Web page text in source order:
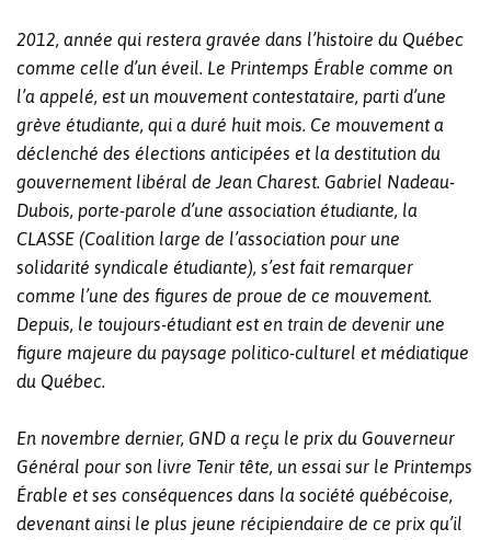
2012, année qui restera gravée dans l’histoire du Québec
comme celle d’un éveil. Le Printemps Érable comme on
l’a appelé, est un mouvement contestataire, parti d’une
grève étudiante, qui a duré huit mois. Ce mouvement a
déclenché des élections anticipées et la destitution du
gouvernement libéral de Jean Charest. Gabriel Nadeau-
Dubois, porte-parole d’une association étudiante, la
CLASSE (Coalition large de l’association pour une
solidarité syndicale étudiante), s’est fait remarquer
comme l’une des figures de proue de ce mouvement.
Depuis, le toujours-étudiant est en train de devenir une
figure majeure du paysage politico-culturel et médiatique
du Québec.
En novembre dernier, GND a reçu le prix du Gouverneur
Général pour son livre Tenir tête, un essai sur le Printemps
Érable et ses conséquences dans la société québécoise,
devenant ainsi le plus jeune récipiendaire de ce prix qu’il